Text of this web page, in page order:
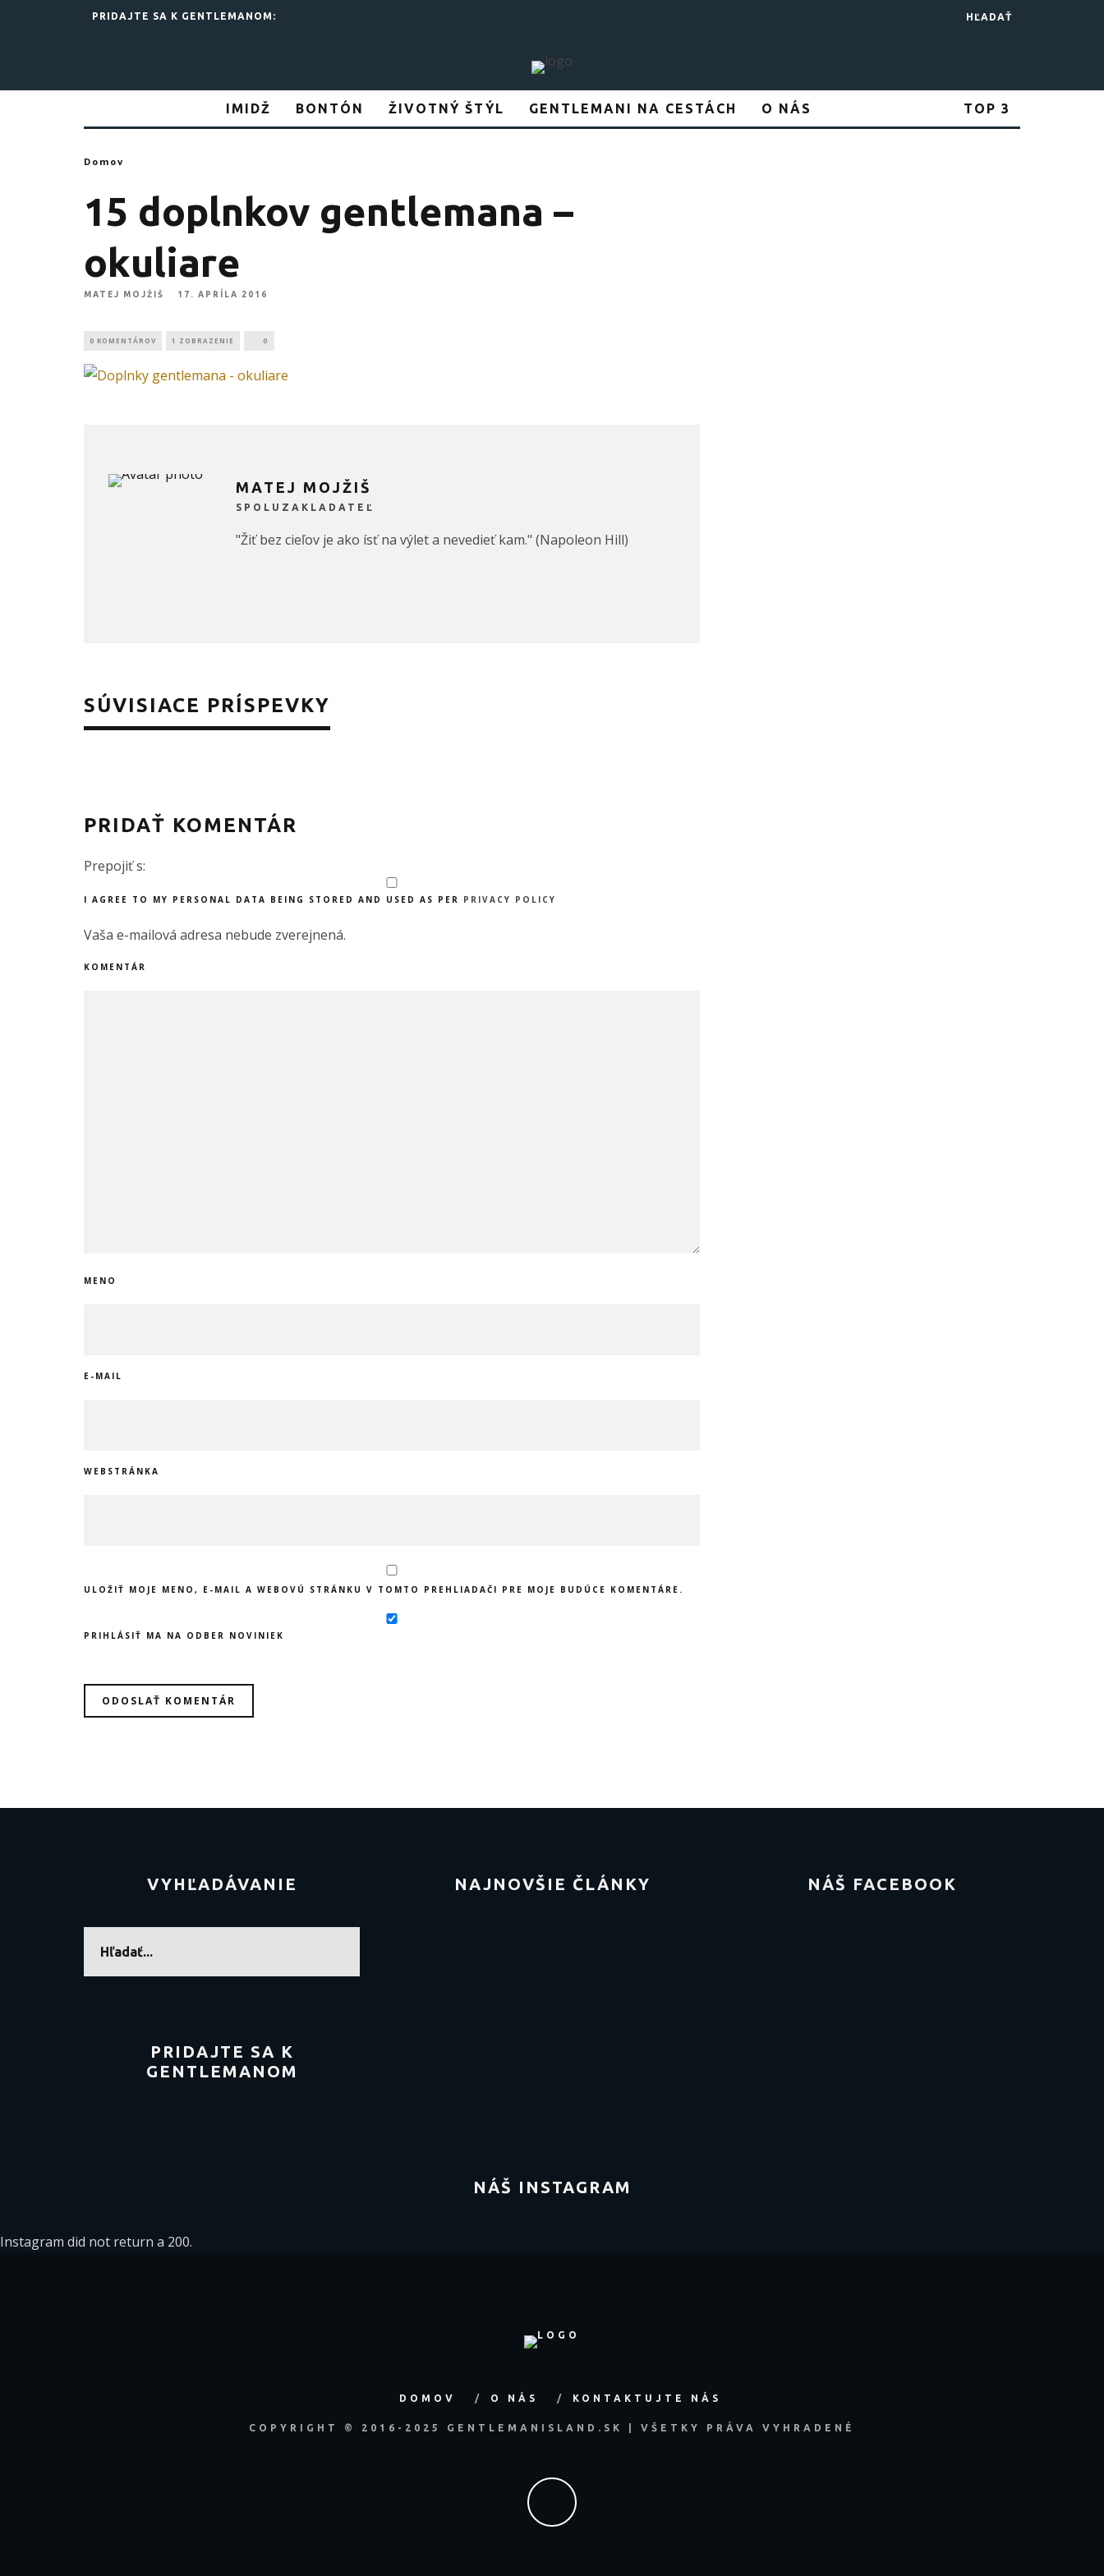
PRIDAJTE SA K GENTLEMANOM: HĽADAŤ
IMIDŽ BONTÓN ŽIVOTNÝ ŠTÝL GENTLEMANI NA CESTÁCH O NÁS TOP 3
Domov
15 doplnkov gentlemana –
okuliare
MATEJ MOJŽIŠ 17. APRÍLA 2016
0 KOMENTÁROV 1 ZOBRAZENIE 0
MATEJ MOJŽIŠ
SPOLUZAKLADATEĽ
"Žiť bez cieľov je ako ísť na výlet a nevedieť kam." (Napoleon Hill)
SÚVISIACE PRÍSPEVKY
PRIDAŤ KOMENTÁR
Prepojiť s:
I AGREE TO MY PERSONAL DATA BEING STORED AND USED AS PER PRIVACY POLICY
Vaša e-mailová adresa nebude zverejnená.
KOMENTÁR
MENO
E-MAIL
WEBSTRÁNKA
ULOŽIŤ MOJE MENO, E-MAIL A WEBOVÚ STRÁNKU V TOMTO PREHLIADAČI PRE MOJE BUDÚCE KOMENTÁRE.
PRIHLÁSIŤ MA NA ODBER NOVINIEK
VYHĽADÁVANIE
PRIDAJTE SA K
GENTLEMANOM
NAJNOVŠIE ČLÁNKY NÁŠ FACEBOOK
NÁŠ INSTAGRAM
Instagram did not return a 200.
DOMOV O NÁS KONTAKTUJTE NÁS
COPYRIGHT © 2016-2025 GENTLEMANISLAND.SK | VŠETKY PRÁVA VYHRADENÉ